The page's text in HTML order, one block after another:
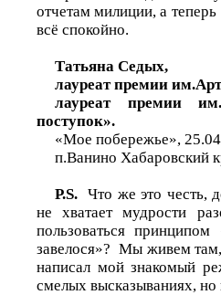
отчетам милиции, а
всё спокойно.
Татьяна Седых,
лауреат премии
лауреат премии
поступок».
«Мое побережье»,
п.Ванино Хабаровский
P.S. Что же это честь,
не хватает мудрости
пользоваться
завелося»? Мы живем
написал мой знакомый
смелых высказываниях, но